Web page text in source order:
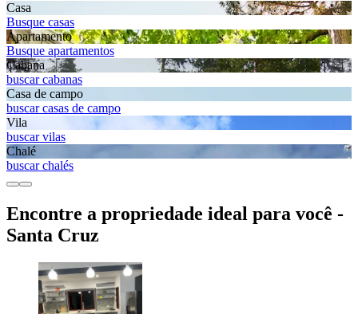
Casa
Busque casas
Apartamento
Busque apartamentos
Cabana
buscar cabanas
Casa de campo
buscar casas de campo
Vila
buscar vilas
Chalé
buscar chalés
Encontre a propriedade ideal para você -
Santa Cruz